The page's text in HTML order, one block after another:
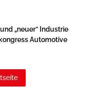
„neuer“ Industrie
Automotive